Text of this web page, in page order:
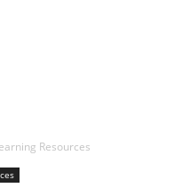
Resources